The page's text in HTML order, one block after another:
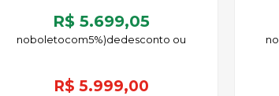
R$ 5.699,05
de
5%)
noboleto
R$ 5.999,00
no